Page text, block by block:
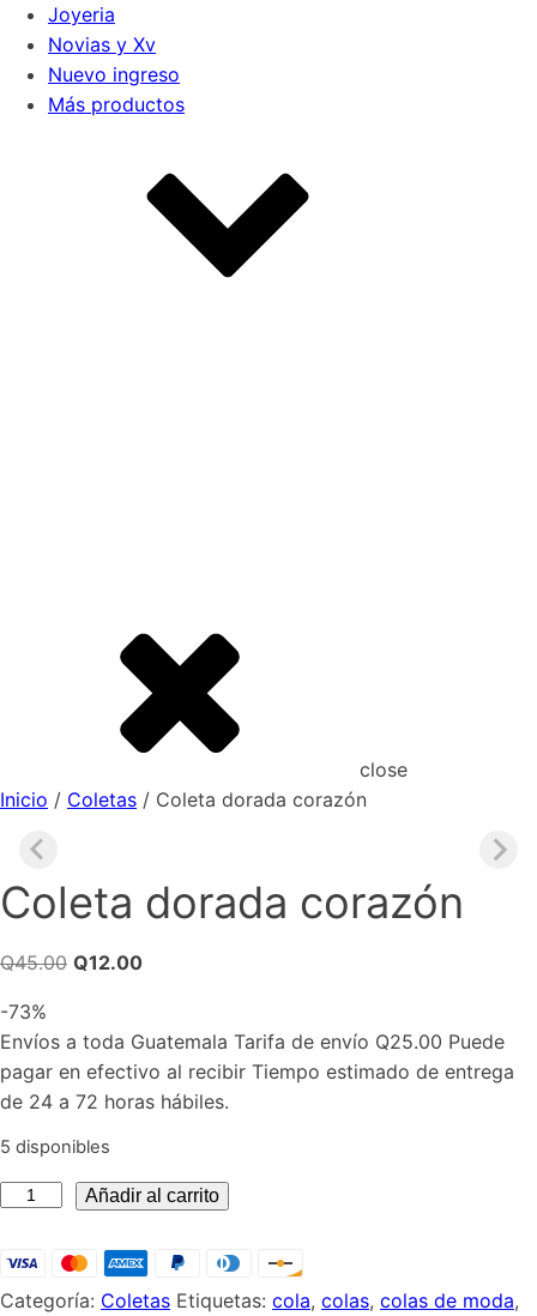
Joyeria
Novias y Xv
Nuevo ingreso
Más productos
close
Inicio / Coletas / Coleta dorada corazón
Coleta dorada corazón
Q45.00 El
era:
Q45.00.
Q12.00El
es:
Q12.00.
-73%
Envíos a toda Guatemala Tarifa de envío Q25.00 Puede
pagar en efectivo al recibir Tiempo estimado de entrega
de 24 a 72 horas hábiles.
5 disponibles
Coleta
corazón
Añadir al carrito
Categoría: Coletas Etiquetas: cola, colas, colas de moda,